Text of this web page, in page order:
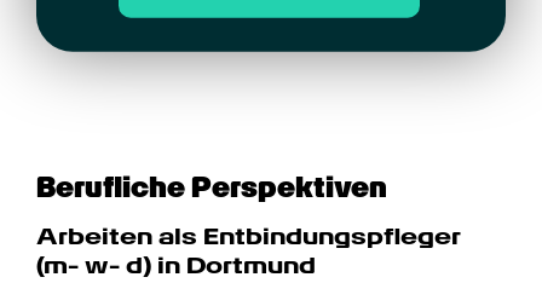
Berufliche Perspektiven
Arbeiten als Entbindungspfleger
(m- w- d) in Dortmund